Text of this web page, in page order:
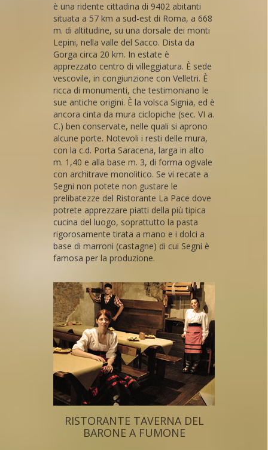
è una ridente cittadina di 9402 abitanti
situata a 57 km a sud-est di Roma, a 668
m. di altitudine, su una dorsale dei monti
Lepini, nella valle del Sacco. Dista da
Gorga circa 20 km. In estate è
apprezzato centro di villeggiatura. È sede
vescovile, in congiunzione con Velletri. È
ricca di monumenti, che testimoniano le
sue antiche origini. È la volsca Signia, ed è
ancora cinta da mura ciclopiche (sec. VI a.
C.) ben conservate, nelle quali si aprono
alcune porte. Notevoli i resti delle mura,
con la c.d. Porta Saracena, larga in alto
m. 1,40 e alla base m. 3, di forma ogivale
con architrave monolitico. Se vi recate a
Segni non potete non gustare le
prelibatezze del Ristorante La Pace dove
potrete apprezzare piatti della più tipica
cucina del luogo, soprattutto la pasta
rigorosamente tirata a mano e i dolci a
base di marroni (castagne) di cui Segni è
famosa per la produzione.
RISTORANTE TAVERNA DEL
BARONE A FUMONE